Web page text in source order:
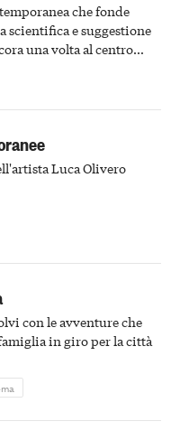
che fonde
e suggestione
una volta al centro
del passato astigiano
Luca Olivero
con le avventure che
in giro per la città